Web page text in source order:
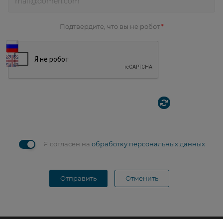
Подтвердите, что вы не робот *
Я согласен на обработку персональных данных
Отправить Отменить